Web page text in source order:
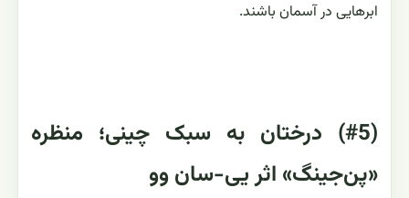
ابرهایی در آسمان باشند.
(#5) درختان به سبک چینی؛ منظره
«پن‌جینگ» اثر یی-سان وو